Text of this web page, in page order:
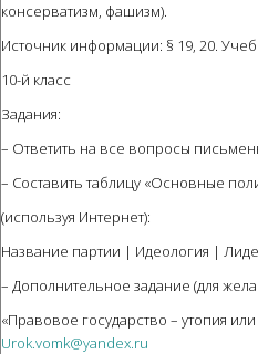
консерватизм, фашизм).
Источник информации: § 19, 20.
10-й класс
Задания:
– Ответить на все вопросы
– Составить таблицу «Основные
(используя Интернет):
Название партии | Идеология |
– Дополнительное задание (для
«Правовое государство – утопия
Urok.vomk@yandex.ru